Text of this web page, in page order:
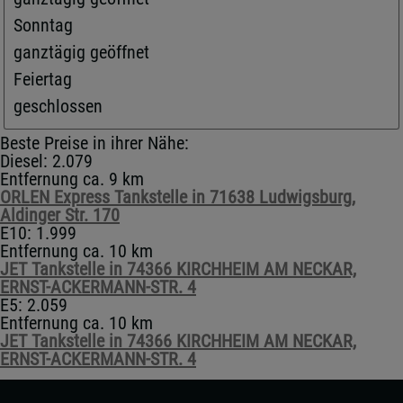
Sonntag
ganztägig geöffnet
Feiertag
geschlossen
Beste Preise in ihrer Nähe:
Diesel: 2.079
Entfernung ca. 9 km
ORLEN Express Tankstelle in 71638 Ludwigsburg,
Aldinger Str. 170
E10: 1.999
Entfernung ca. 10 km
JET Tankstelle in 74366 KIRCHHEIM AM NECKAR,
ERNST-ACKERMANN-STR. 4
E5: 2.059
Entfernung ca. 10 km
JET Tankstelle in 74366 KIRCHHEIM AM NECKAR,
ERNST-ACKERMANN-STR. 4